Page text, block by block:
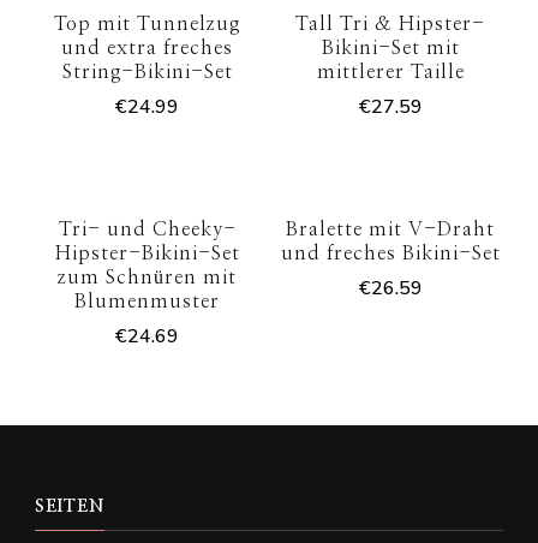
Top mit Tunnelzug
und extra freches
String-Bikini-Set
€24.99
Tall Tri & Hipster-
Bikini-Set mit
mittlerer Taille
€27.59
Tri- und Cheeky-
Hipster-Bikini-Set
zum Schnüren mit
Blumenmuster
€24.69
Bralette mit V-Draht
und freches Bikini-Set
€26.59
SEITEN